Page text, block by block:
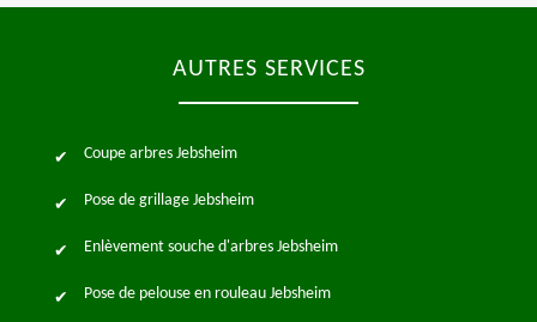
AUTRES SERVICES
Coupe arbres Jebsheim
Pose de grillage Jebsheim
Enlèvement souche d'arbres Jebsheim
Pose de pelouse en rouleau Jebsheim